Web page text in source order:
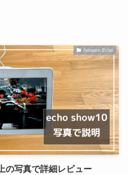
Amazon Echo
の写真で詳細レビュー